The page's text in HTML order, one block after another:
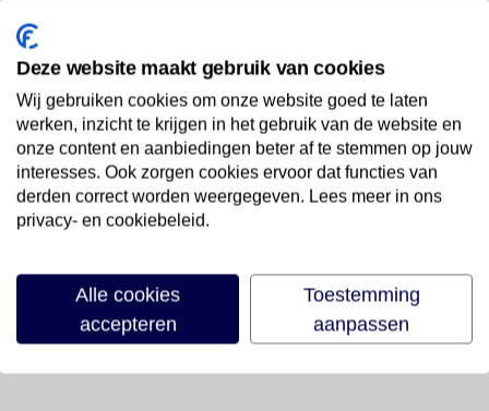
Deze website maakt gebruik van cookies
Wij gebruiken cookies om onze website goed te laten
werken, inzicht te krijgen in het gebruik van de website en
onze content en aanbiedingen beter af te stemmen op jouw
interesses. Ook zorgen cookies ervoor dat functies van
derden correct worden weergegeven. Lees meer in ons
privacy- en cookiebeleid.
Alle cookies
accepteren
Toestemming
aanpassen